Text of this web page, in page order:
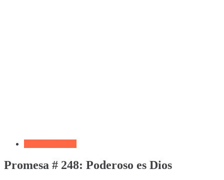
Promesa # 248: Poderoso es Dios